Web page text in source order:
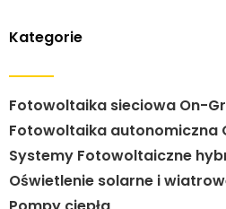
Kategorie
Fotowoltaika sieciowa On-
Fotowoltaika autonomiczna
Systemy Fotowoltaiczne
Oświetlenie solarne i